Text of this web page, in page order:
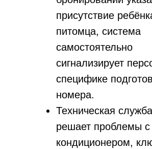
присутствие
питомца, система
самостоятельно
сигнализирует
специфике
номера.
Техническая служба
решает проблемы с
кондиционером,